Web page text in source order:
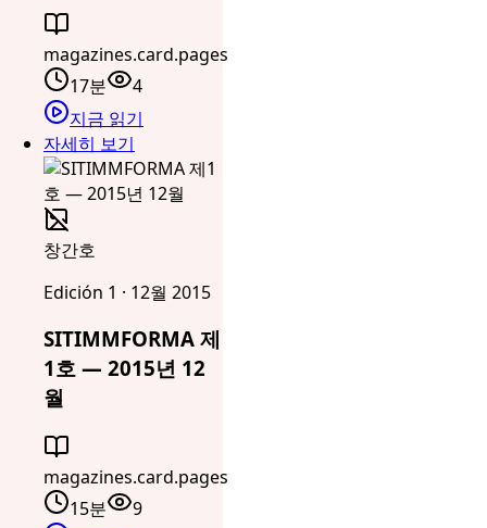
magazines.card.pages
17분
4
지금 읽기
자세히 보기
창간호
Edición 1 · 12월 2015
SITIMMFORMA 제
1호 — 2015년 12
월
magazines.card.pages
15분
9